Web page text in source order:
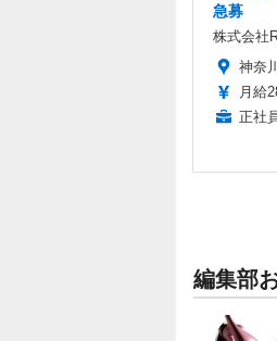
急募
株式会社
神奈
月給
正社
編集部